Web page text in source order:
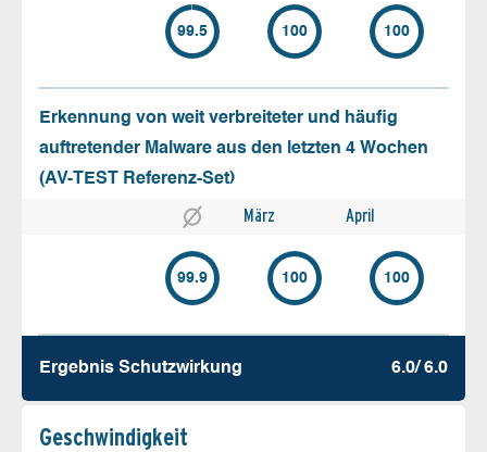
99.5 100 100
Erkennung von weit verbreiteter und häufig
auftretender Malware aus den letzten 4 Wochen
(AV-TEST Referenz-Set)
März April
99.9 100 100
Ergebnis Schutz­wirkung 6.0/ 6.0
Geschw­indigkeit